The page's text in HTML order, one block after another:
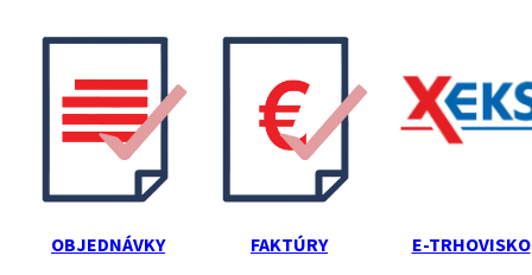
OBJEDNÁVKY FAKTÚRY
E-TRHOVISKO